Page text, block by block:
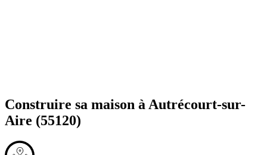
Construire sa maison à Autrécourt-sur-
Aire (55120)